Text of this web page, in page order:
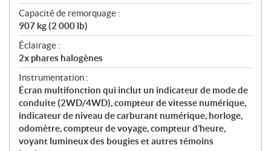
Capacité de remorquage :
907 kg (2 000 lb)
Éclairage :
2x phares halogènes
Instrumentation :
Écran multifonction qui inclut un indicateur de mode de
conduite (2WD/4WD), compteur de vitesse numérique,
indicateur de niveau de carburant numérique, horloge,
odomètre, compteur de voyage, compteur d’heure,
voyant lumineux des bougies et autres témoins